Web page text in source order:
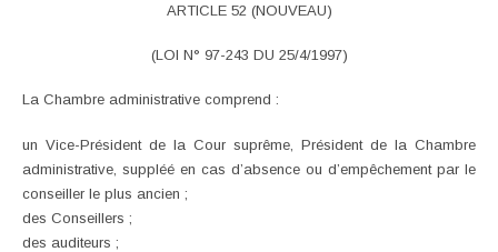
ARTICLE 52 (NOUVEAU)
(LOI N° 97-243 DU 25/4/1997)
La Chambre administrative comprend :
un Vice-Président de la Cour suprême, Président de la Chambre
administrative, suppléé en cas d’absence ou d’empêchement par le
conseiller le plus ancien ;
des Conseillers ;
des auditeurs ;